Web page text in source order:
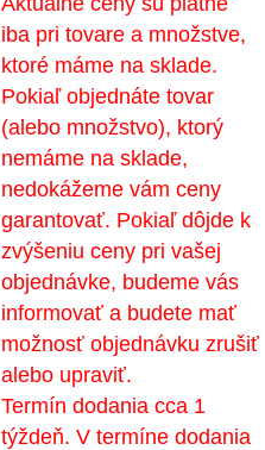
iba pri tovare a množstve,
ktoré máme na sklade.
Pokiaľ objednáte tovar
(alebo množstvo), ktorý
nemáme na sklade,
nedokážeme vám ceny
garantovať. Pokiaľ dôjde k
zvýšeniu ceny pri vašej
objednávke, budeme vás
informovať a budete mať
možnosť objednávku zrušiť
alebo upraviť.
Termín dodania cca 1
týždeň. V termíne dodania